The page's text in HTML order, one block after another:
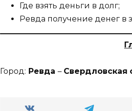
Где взять деньги в долг;
Ревда получение денег в
Город: Ревда – Свердловская